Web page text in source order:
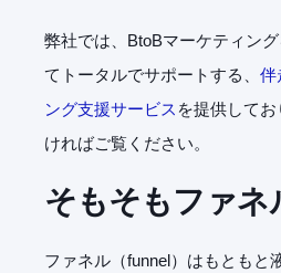
弊社では、BtoBマーケティン
てトータルでサポートする、 伴
ング支援サービス を提供して
ければご覧ください。
そもそもファ
ファネル（funnel）はもともと